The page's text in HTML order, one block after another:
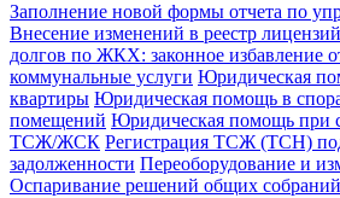
Заполнение новой формы отчета по
Внесение изменений в реестр
долгов по ЖКХ: законное избавление
коммунальные услуги Юридическая
квартиры Юридическая помощь в
помещений Юридическая помощь при
ТСЖ/ЖСК Регистрация ТСЖ (ТСН)
задолженности Переоборудование и
Оспаривание решений общих собраний